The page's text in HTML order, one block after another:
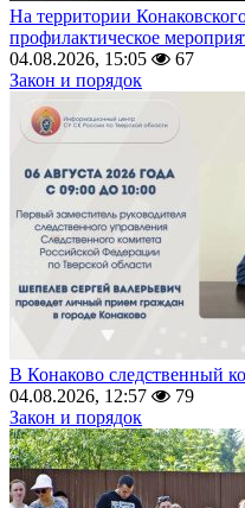
На территории
профилактическое
04.08.2026, 15:05
67
Закон и порядок
В Конаково следственный
04.08.2026, 12:57
79
Закон и порядок